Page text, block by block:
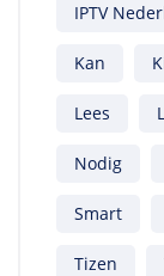
IPTV
Kan
Lees
Nodig
Smart
Tizen